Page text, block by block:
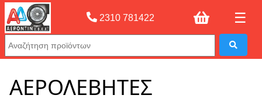
Αρχική σελίδας»ΑΕΡΟΛΕΒΗΤΕΣ ΠΕΤΡΕΛΑΙΟΥ ΑΕΡΙΟΥ
2310 781422 ☰
ΑΕΡΟΛΕΒΗΤΕΣ